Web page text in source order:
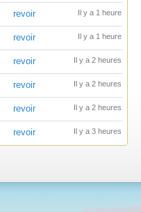
revoir Il y a 1 heure
revoir Il y a 1 heure
revoir Il y a 2 heures
revoir Il y a 2 heures
revoir Il y a 2 heures
revoir Il y a 3 heures